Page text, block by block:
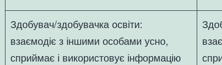
Здобувач/здобувачка освіти:
взаємодіє з іншими особами усно,
сприймає і використовує інформацію